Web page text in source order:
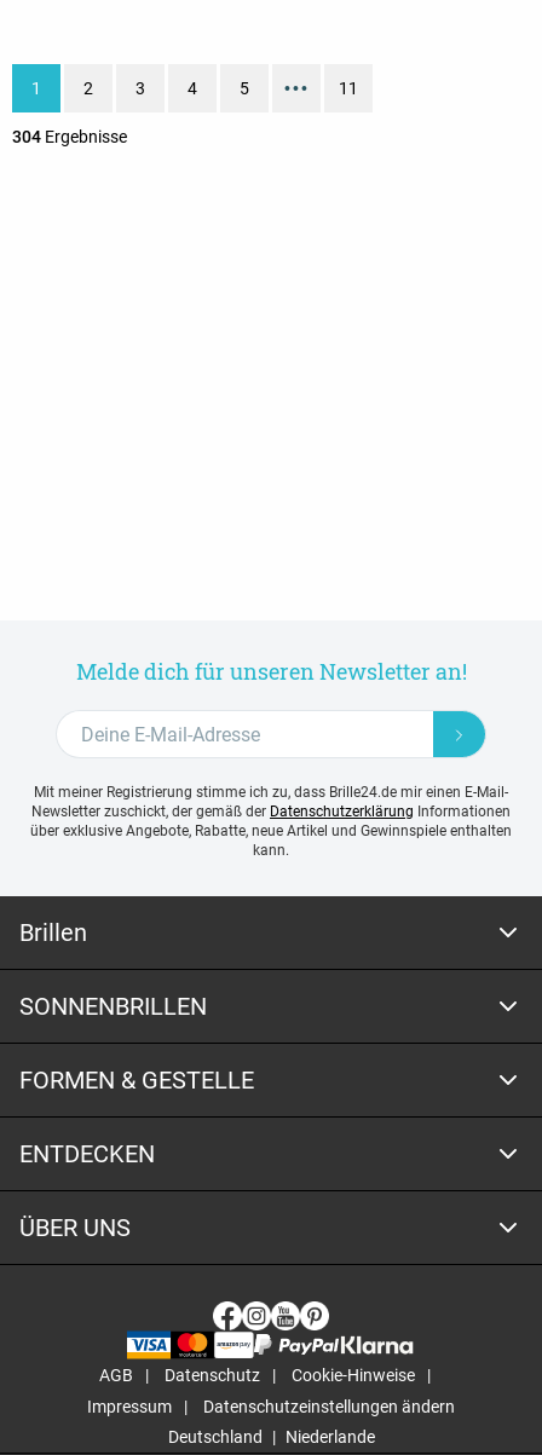
304 Ergebnisse
1 2 3 4 5 ••• 11
Melde dich für unseren Newsletter an!
Mit meiner Registrierung stimme ich zu, dass Brille24.de mir einen E-Mail-
Newsletter zuschickt, der gemäß der Datenschutzerklärung Informationen
über exklusive Angebote, Rabatte, neue Artikel und Gewinnspiele enthalten
kann.
Brillen
SONNENBRILLEN
FORMEN & GESTELLE
ENTDECKEN
ÜBER UNS
AGB Datenschutz
Cookie-Hinweise
Impressum
Datenschutzeinstellungen ändern
Deutschland
Niederlande